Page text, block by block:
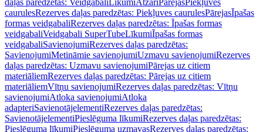
daļas paredzētas: Veidgabali LīkumiAtzari PārejasPiekļuves
caurulesRezerves daļas paredzētas: Piekļuves caurulesPārejasĪpašas
formas veidgabaliRezerves daļas paredzētas: Īpašas formas
veidgabaliVeidgabali SuperTubeLīkumiĪpašas formas
veidgabaliSavienojumiRezerves daļas paredzētas:
SavienojumiMetināmie savienojumiUzmavu savienojumiRezerves
daļas paredzētas: Uzmavu savienojumiPārejas uz citiem
materiāliemRezerves daļas paredzētas: Pārejas uz citiem
materiāliemVītņu savienojumiRezerves daļas paredzētas: Vītņu
savienojumiAtloka savienojumiAtloka
adapteriSavienotājelementiRezerves daļas paredzētas:
SavienotājelementiPieslēguma līkumiRezerves daļas paredzētas:
Pieslēguma līkumiPieslēguma uzmavasRezerves daļas paredzētas: